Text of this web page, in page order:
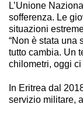
L’Unione
sofferenza. Le
situazioni
“Non è stata una
tutto cambia. Un
chilometri, oggi
In Eritrea dal
servizio militare,